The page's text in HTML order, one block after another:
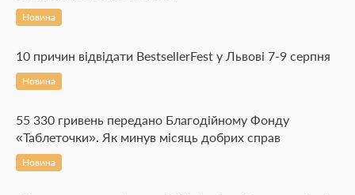
Новина
10 причин відвідати BestsellerFest у Львові 7-9 серпня
Новина
55 330 гривень передано Благодійному Фонду
«Таблеточки». Як минув місяць добрих справ
Новина